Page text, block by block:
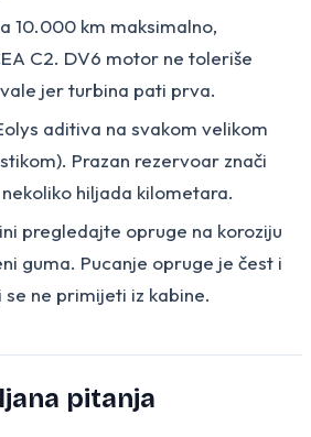
10.000 km maksimalno,
C2. DV6 motor ne toleriše
jer turbina pati prva.
aditiva na svakom velikom
Prazan rezervoar znači
nekoliko hiljada kilometara.
pregledajte opruge na koroziju
guma. Pucanje opruge je čest i
se ne primijeti iz kabine.
pitanja